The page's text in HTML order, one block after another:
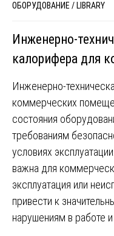
ОБОРУДОВАНИЕ / LIBRARY
Инженерно-
калорифера для
Инженерно-
коммерческих
состояния
требованиям
условиях
важна для
эксплуатация или
привести к
нарушениям в работе